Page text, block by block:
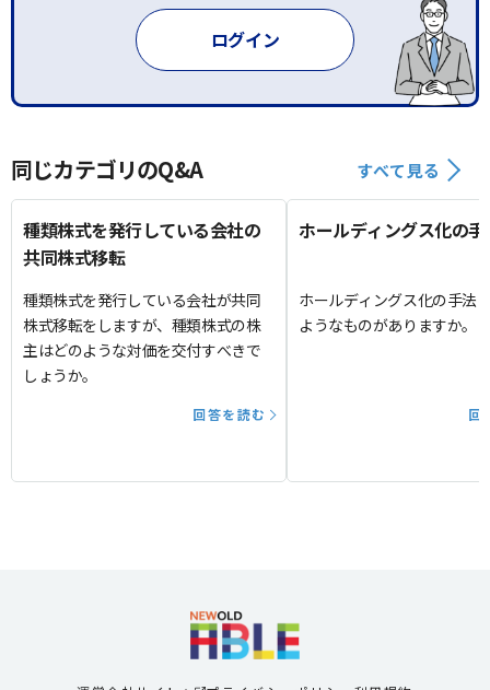
ログイン
同じカテゴリのQ&A すべて見る
種類株式を発行している会社の
共同株式移転
種類株式を発行している会社が共同
株式移転をしますが、種類株式の株
主はどのような対価を交付すべきで
しょうか。
回答を読む
ホールディングス化の手
ホールディングス化の手法
ようなものがありますか。
回